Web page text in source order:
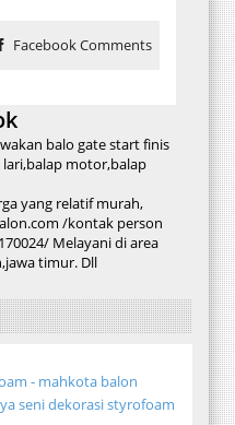
Facebook Comments
balo gate start finis
motor,balap
yang relatif murah,
/kontak person
Melayani di area
timur. Dll
- mahkota balon
seni dekorasi styrofoam